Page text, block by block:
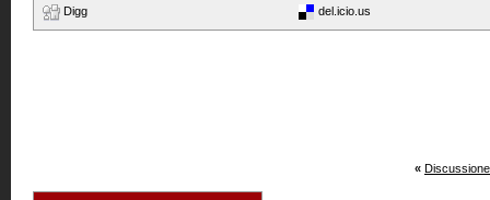
Digg del.icio.us
«